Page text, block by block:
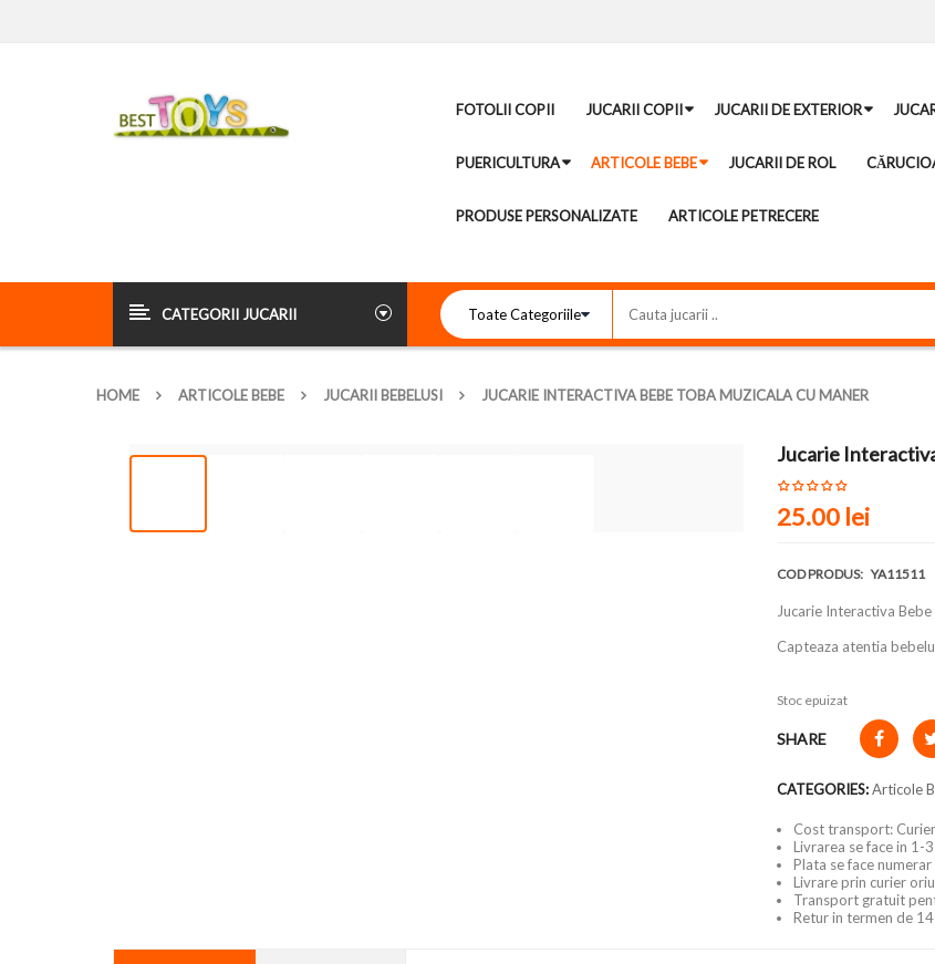
FOTOLII COPII JUCARII COPII JUCARII DE EXTERIOR
PUERICULTURA ARTICOLE BEBE JUCARII DE ROL
PRODUSE PERSONALIZATE ARTICOLE PETRECERE
CATEGORII JUCARII
HOME ARTICOLE BEBE JUCARII BEBELUSI JUCARIE INTERACTIVA BEBE TOBA MUZICALA CU MANER
Jucarie
25.00 lei
COD PRODUS: YA11511
Jucarie Interactiva
Capteaza atentia
Stoc epuizat
SHARE
CATEGORIES:Articole
Cost transport:
Livrarea se face in 1-
Plata se face
Livrare prin curier
Transport gratuit
Retur in termen de